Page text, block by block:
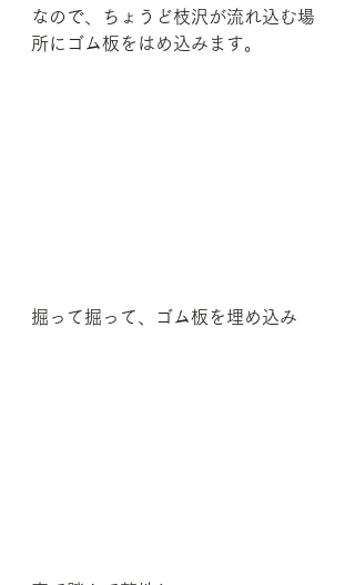
なので、ちょうど枝沢が流れ込む場
所にゴム板をはめ込みます。
掘って掘って、ゴム板を埋め込み